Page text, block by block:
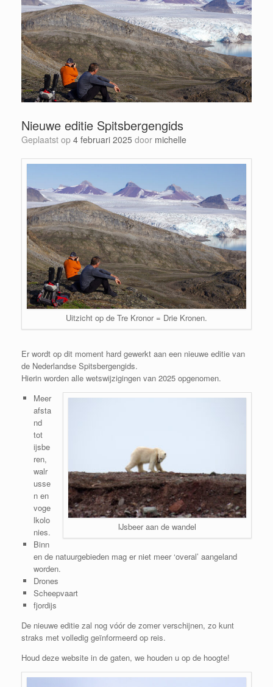
Nieuwe editie Spitsbergengids
Geplaatst op 4 februari 2025 door michelle
Uitzicht op de Tre Kronor = Drie Kronen.
Er wordt op dit moment hard gewerkt aan een nieuwe editie van
de Nederlandse Spitsbergengids.
Hierin worden alle wetswijzigingen van 2025 opgenomen.
IJsbeer aan de wandel
Meer
afsta
nd
tot
ijsbe
ren,
walr
usse
n en
voge
lkolo
nies.
Binn
en de natuurgebieden mag er niet meer ‘overal’ aangeland
worden.
Drones
Scheepvaart
fjordijs
De nieuwe editie zal nog vóór de zomer verschijnen, zo kunt
straks met volledig geïnformeerd op reis.
Houd deze website in de gaten, we houden u op de hoogte!